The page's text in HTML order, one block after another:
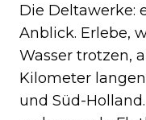
Die Deltawerke:
Anblick. Erlebe,
Wasser trotzen,
Kilometer
und Süd-